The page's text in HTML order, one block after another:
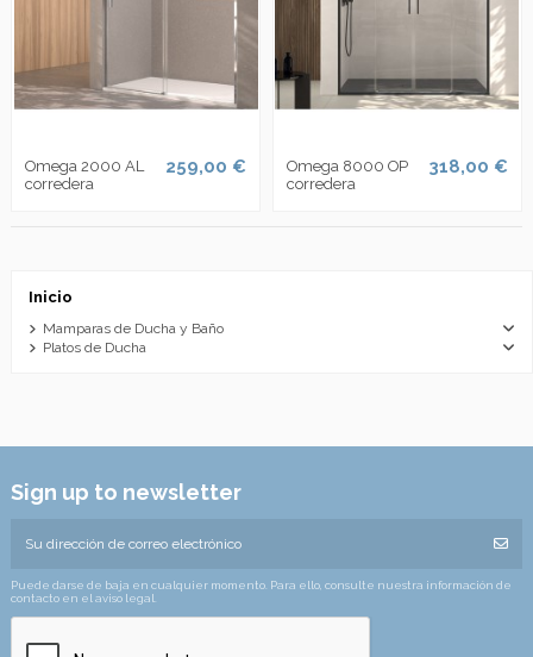
Omega 2000 AL
corredera
259,00 €
Omega 8000 OP
corredera
318,00 €
Inicio
Mamparas de Ducha y Baño
Platos de Ducha
Sign up to newsletter
Puede darse de baja en cualquier momento. Para ello, consulte nuestra información de
contacto en el aviso legal.